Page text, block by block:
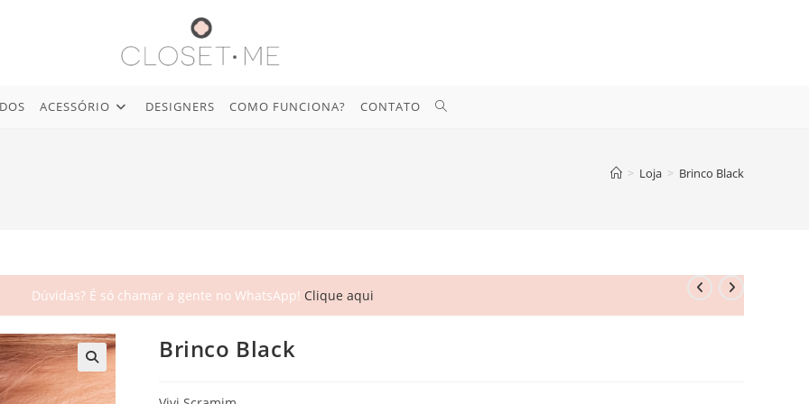
ACESSÓRIO DESIGNERS COMO FUNCIONA? CONTATO ALTERNAR
> Loja > Brinco Black
Dúvidas? É só chamar a gente no WhatsApp! Clique aqui
🔍
Brinco Black